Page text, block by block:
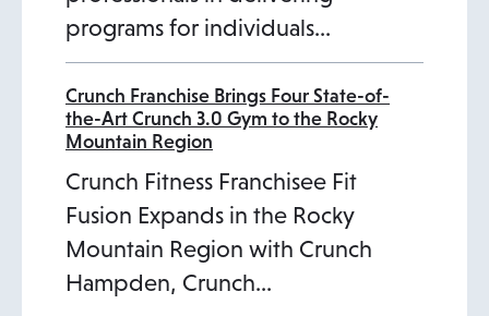
programs for individuals…
Crunch Franchise Brings Four State-of-
the-Art Crunch 3.0 Gym to the Rocky
Mountain Region
Crunch Fitness Franchisee Fit
Fusion Expands in the Rocky
Mountain Region with Crunch
Hampden, Crunch…